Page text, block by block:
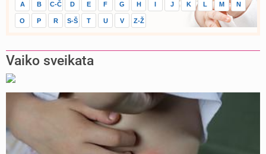
A B C-Č D E F G H J K L M N
O P R S-Š T U V Z-Ž
Vaiko sveikata